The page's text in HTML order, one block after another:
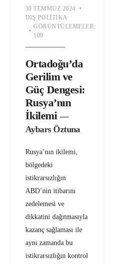
30 TEMMUZ 2024 •
DIŞ POLITIKA
•
GÖRÜNTÜLEMELER:
109
Ortadoğu’da
Gerilim ve
Güç Dengesi:
Rusya’nın
İkilemi —
Aybars Öztuna
Rusya’nın ikilemi,
bölgedeki
istikrarsızlığın
ABD’nin itibarını
zedelemesi ve
dikkatini dağıtmasıyla
kazanç sağlaması ile
aynı zamanda bu
istikrarsızlığın kontrol